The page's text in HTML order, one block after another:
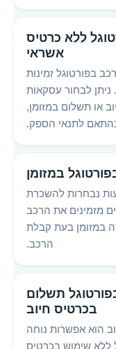
ללא כרטיס
אשראי
בפורטוגל זמינות
לבחור עסקאות
או תשלום במזומן,
לתנאי הספק.
במזומן
נבחרות להשכרת
מזמינים את הרכב
במזומן בעת קבלת
הרכב.
תשלום
בכרטיס חיוב
הוא אפשרות נוחה
ללא שימוש בכרטיס